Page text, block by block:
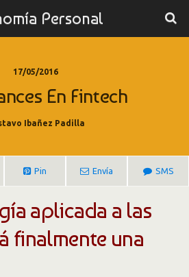
Personal
17/05/2016
En Fintech
Ibañez Padilla
Pin Envía SMS
aplicada a las
finalmente una